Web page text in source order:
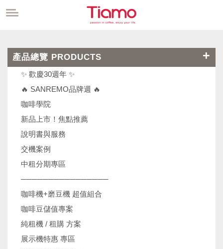
產品總覽 PRODUCTS
✨ 歡慶30週年 ✨
🔥 SANREMO品牌週 🔥
咖啡學院
新品上市！焦點推薦
說明書與服務
交機案例
中租分期專區
────────────────
咖啡機+磨豆機 超值組合
咖啡豆儲值專案
純租機 / 租購 方案
展示機特惠 專區